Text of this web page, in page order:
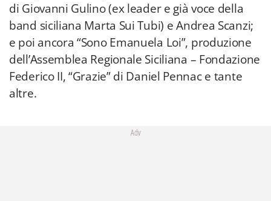
di Giovanni Gulino (ex leader e già voce della
band siciliana Marta Sui Tubi) e Andrea Scanzi;
e poi ancora “Sono Emanuela Loi”, produzione
dell’Assemblea Regionale Siciliana – Fondazione
Federico II, “Grazie” di Daniel Pennac e tante
altre.
Adv